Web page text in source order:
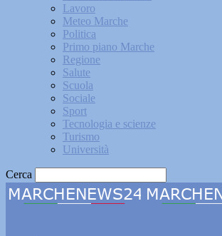
Lavoro
Meteo Marche
Politica
Primo piano Marche
Regione
Salute
Scuola
Sociale
Sport
Tecnologia e scienze
Turismo
Università
Cerca